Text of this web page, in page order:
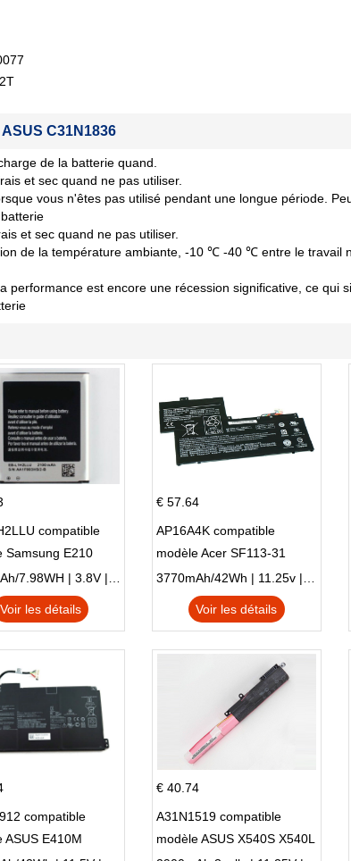
C31N1836
de la batterie quand.
et sec quand ne pas utiliser.
vous n'êtes pas utilisé pendant une longue période.
et sec quand ne pas utiliser.
de la température ambiante, -10 ℃ -40 ℃ entre le travail
performance est encore une récession significative, ce qui
compatible
Samsung E210
Voir les détails
€ 57.64
AP16A4K compatible
modèle Acer SF113-31
AO1-132 NE132
Voir les détails
compatible
ASUS E410M
€ 40.74
A31N1519 compatible
modèle ASUS X540S X540L